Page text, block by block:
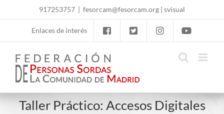
to
917253757 | fesorcam@fesorcam.org | svisual
Enlaces de interés
Taller Práctico: Accesos Digitales